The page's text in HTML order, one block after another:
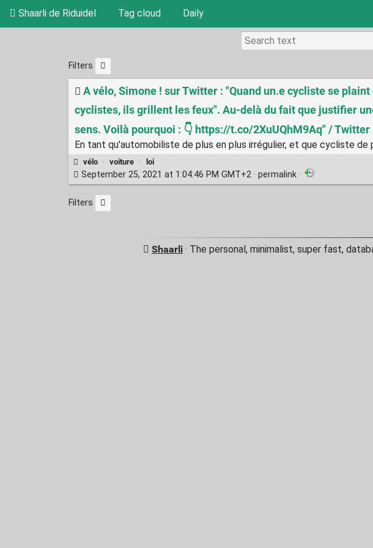
Shaarli de Riduidel Tag cloud Daily
Filters
A vélo, Simone ! sur Twitter : "Quand un.e cycliste se
cyclistes, ils grillent les feux". Au-delà du fait que justifier
sens. Voilà pourquoi : 👇 https://t.co/2XuUQhM9Aq" / Twitter
En tant qu'automobiliste de plus en plus irrégulier, et que cycliste de
vélo · voiture · loi
September 25, 2021 at 1:04:46 PM GMT+2 · permalink ·
Filters
Shaarli· The personal, minimalist, super fast,